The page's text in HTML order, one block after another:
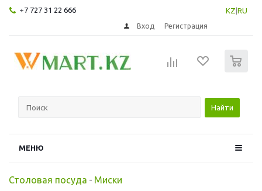
+7 727 31 22 666 KZ RU
Вход Регистрация
Найти
МЕНЮ
Столовая посуда - Миски